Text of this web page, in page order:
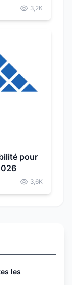
3,2K
pour
3,6K
les